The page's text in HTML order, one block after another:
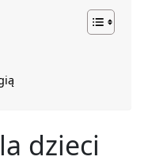
dzieci